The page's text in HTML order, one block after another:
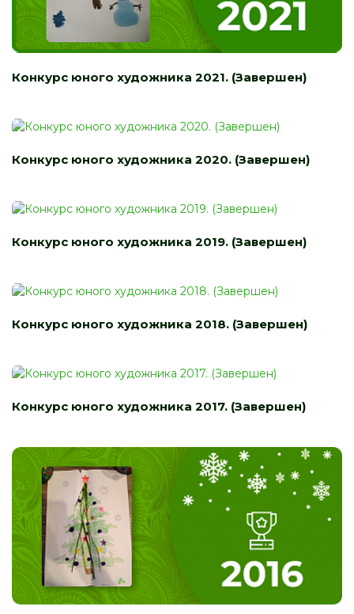
Конкурс юного художника 2021. (Завершен)
Конкурс юного художника 2020. (Завершен)
Конкурс юного художника 2019. (Завершен)
Конкурс юного художника 2018. (Завершен)
Конкурс юного художника 2017. (Завершен)